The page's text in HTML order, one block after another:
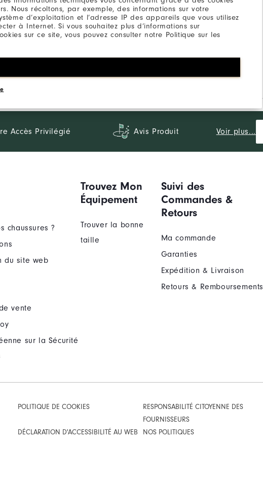
Nous récoltons, par exemple, des informations sur votre
d’exploitation et l’adresse IP des appareils que vous utilisez
à Internet. Si vous souhaitez plus d’informations sur
sur ce site, vous pouvez consulter notre Politique sur les
De Golf
220€ HydroSeries - Look #1
Accès Privilégié Avis Produit Voir plus...
chaussures ?
du site web
vente
sur la Sécurité
Trouvez Mon
Équipement
Trouver la bonne
taille
Suivi des
Commandes &
Retours
Ma commande
Garanties
Expédition & Livraison
Retours & Remboursements
POLITIQUE DE COOKIES
RESPONSABILITÉ CITOYENNE DES
FOURNISSEURS
DÉCLARATION D'ACCESSIBILITÉ AU WEB NOS POLITIQUES